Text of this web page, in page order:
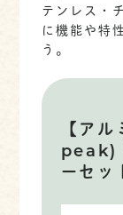
テンレス・
に機能や特
う。
【ア
peak)
ーセ